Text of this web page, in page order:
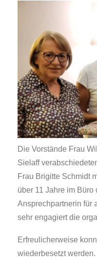
Die Vorstände Frau
Sielaff
Frau Brigitte Schmidt
über 11 Jahre im Büro
Ansprechpartnerin für
sehr engagiert die
Erfreulicherweise
wiederbesetzt